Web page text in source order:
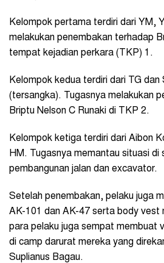
Kelompok pertama terdiri dari YM,
melakukan penembakan terhadap
tempat kejadian perkara (TKP) 1.
Kelompok kedua terdiri dari TG dan
(tersangka). Tugasnya melakukan
Briptu Nelson C Runaki di TKP 2.
Kelompok ketiga terdiri dari Aibon
HM. Tugasnya memantau situasi di
pembangunan jalan dan excavator.
Setelah penembakan, pelaku juga
AK-101 dan AK-47 serta body vest
para pelaku juga sempat membuat
di camp darurat mereka yang
Suplianus Bagau.